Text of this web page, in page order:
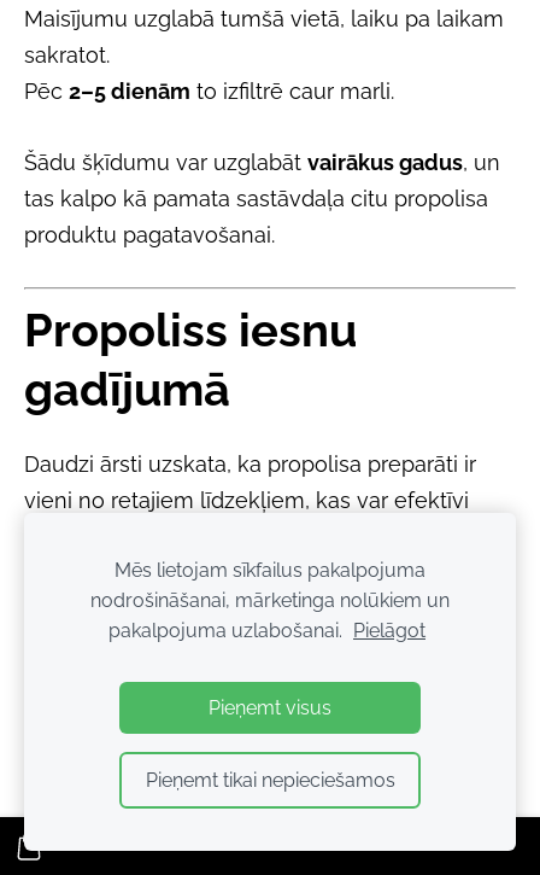
Maisījumu uzglabā tumšā vietā, laiku pa laikam
sakratot.
Pēc 2–5 dienām to izfiltrē caur marli.
Šādu šķīdumu var uzglabāt vairākus gadus, un
tas kalpo kā pamata sastāvdaļa citu propolisa
produktu pagatavošanai.
Propoliss iesnu
gadījumā
Daudzi ārsti uzskata, ka propolisa preparāti ir
vieni no retajiem līdzekļiem, kas var efektīvi
grūti ārstējama.
Tiklīdz parādās pirmās iesnu pazīmes, deguna
ejas ieteicams ieziest2–3 reizes dienāar
propolisa eļļu vai ziedi.
Iesnas var pāriet dažu dienu laikā.
iesnas ir stipri attīstījušās, efekts parasti ir
Mēs lietojam sīkfailus pakalpojuma
nodrošināšanai, mārketinga nolūkiem un
pakalpojuma uzlabošanai. Pielāgot
Pieņemt visus
Pieņemt tikai nepieciešamos